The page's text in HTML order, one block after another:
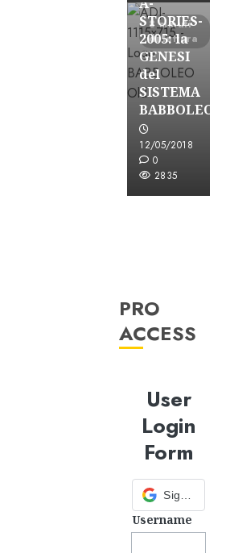
8 minuti
di lettura
STORIES-
2005: la
GENESI
del
SISTEMA
BABBOLEO
12/05/2018
0
2835
PRO
ACCESS
User
Login
Form
Sign in with Google
Username